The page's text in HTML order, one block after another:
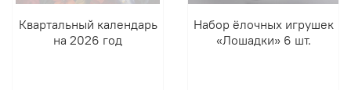
Квартальный календарь
на 2026 год
Набор ёлочных игрушек
«Лошадки» 6 шт.